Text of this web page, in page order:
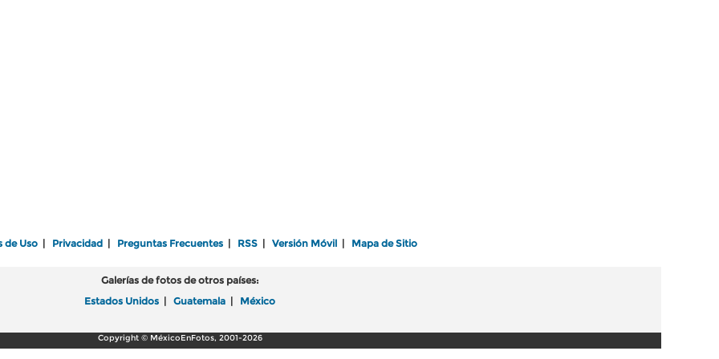
de Uso Privacidad Preguntas Frecuentes RSS Versión Móvil Mapa de Sitio
Galerías de fotos de otros países:
Estados Unidos
Guatemala México
Copyright © MéxicoEnFotos, 2001-2026